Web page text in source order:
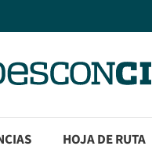
HOJA DE RUTA